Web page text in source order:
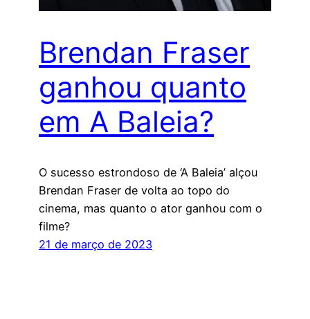
Brendan Fraser
ganhou quanto
em A Baleia?
O sucesso estrondoso de ‘A Baleia’ alçou
Brendan Fraser de volta ao topo do
cinema, mas quanto o ator ganhou com o
filme?
21 de março de 2023